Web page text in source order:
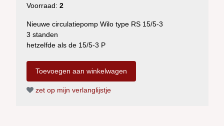
Voorraad: 2
Nieuwe circulatiepomp Wilo type RS 15/5-3
3 standen
hetzelfde als de 15/5-3 P
zet op mijn verlanglijstje